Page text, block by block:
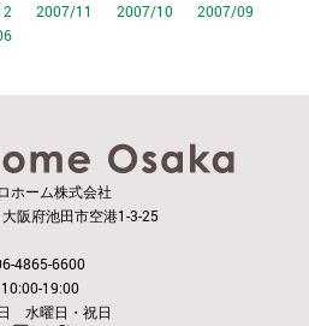
2007/11 2007/10
2007/09
ホーム株式会社
阪府池田市空港1-3-25
4865-6600
10:00-19:00
水曜日・祝日